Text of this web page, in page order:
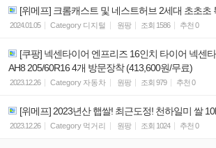
[위메프] 크롬캐스트 및 네스트허브 2세대 초초초
2024.01.05 Category 디지털 원팡 조회 1586 추천 0
[쿠팡] 넥센타이어 엔프리즈 16인치 타이어 넥센
AH8 205/60R16 4개 방문장착 (413,600원/무료)
2023.12.26 Category 자동차 원팡 조회 979 추천 0
[위메프] 2023년산 햅쌀! 최근도정! 천하일미 쌀
2023.12.26 Category 먹거리 원팡 조회 1024 추천 0